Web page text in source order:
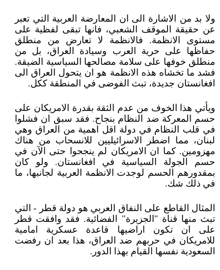
ولا بد من الاشارة الى ان المعارضة العربية التي تعبر
عن حقيقة الموقف الشعبي، فانها تبقى لفظية على
مستوى الانظمة. فالانظمة لا تعارض من منطلق
حفاظها على حرية العرب وسيادة العراق، بل من
منطلق خوفها على سلامة مصالحها السياسية الضيقة.
فشد ما تخشاه هذه الانظمة هو ان يتحول العراق الى
افغانستان جديدة، تبث الفوضى في المنطقة ككل.
ويأتي هذا الخوف من عدم الثقة بقدرة الامريكان على
حسم المعركة ضد النظام بنجاح. فقد سبق ان فشلوا
في قلب النظام في دولة اقل اهمية من العراق وهي
لبنان، مما اضطر الاسرائيليين للانسحاب من هناك
مهزومين. كما ان الامريكان لم ينجحوا حتى الآن في
حسم الجولة السياسية في افغانستان. ولو كان
بمقدورهم الحسم لوجدت الانظمة العربية لجانبها، ما
في ذلك شك.
المثال القاطع على النفاق العربي هو دولة قطر - التي
تبث منها قناة "الجزيرة" الفضائية. فقد وافقت قطر
على ان تكون اراضيها قاعدة عسكرية امامية
للامريكان في حربهم ضد العراق، هذا بعد ان رفضت
السعودية نفسها القيام بهذا الدور.